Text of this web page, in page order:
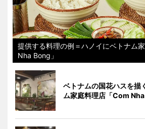
提供する料理の例＝ハノイにベトナム
Nha Bong」
ベトナムの国花ハスを描
ム家庭料理店「Com Nha